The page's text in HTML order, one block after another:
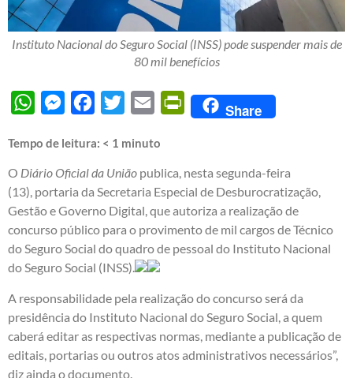
Instituto Nacional do Seguro Social (INSS) pode suspender mais de
80 mil benefícios
WhatsAppMessengerFacebook
Twitter Email PrintFriendly
Share
Tempo de leitura: < 1 minuto
O Diário Oficial da União publica, nesta segunda-feira
(13), portaria da Secretaria Especial de Desburocratização,
Gestão e Governo Digital, que autoriza a realização de
concurso público para o provimento de mil cargos de Técnico
do Seguro Social do quadro de pessoal do Instituto Nacional
do Seguro Social (INSS).
A responsabilidade pela realização do concurso será da
presidência do Instituto Nacional do Seguro Social, a quem
caberá editar as respectivas normas, mediante a publicação de
editais, portarias ou outros atos administrativos necessários”,
diz ainda o documento.